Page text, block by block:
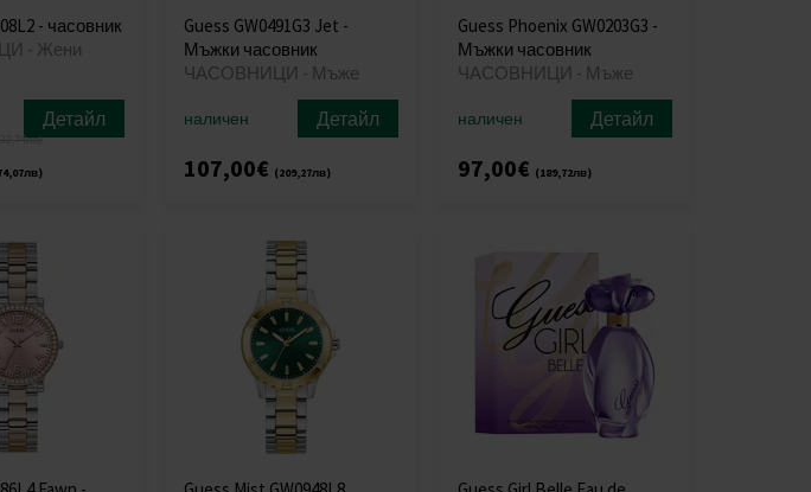
- часовник
- Жени
Детайл
Guess GW0491G3 Jet -
Мъжки часовник
ЧАСОВНИЦИ - Мъже
наличен Детайл
107,00€ (209,27лв)
Guess Phoenix GW0203G3 -
Мъжки часовник
ЧАСОВНИЦИ - Мъже
наличен Детайл
97,00€ (189,72лв)